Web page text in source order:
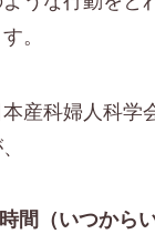
。
産科婦人科
間（いつから